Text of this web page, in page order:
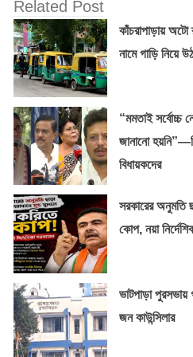
Related Post
কাঁচরাপাড়ায় অটো
নামে গাড়ি নিয়ে
“মমতাই সর্বোচ্চ
জানানো
বিধায়কদের
সরকারের অনুমতি
কোপ, নয়া
ভাটপাড়া
জন কাউন্সিলার